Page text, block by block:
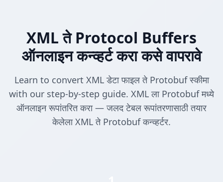
XML ते Protocol Buffers
ऑनलाइन कन्व्हर्ट करा कसे वापरावे
Learn to convert XML डेटा फाइल ते Protobuf स्कीमा
with our step-by-step guide. XML ला Protobuf मध्ये
ऑनलाइन रूपांतरित करा — जलद टेबल रूपांतरणासाठी तयार
केलेला XML ते Protobuf कन्व्हर्टर.